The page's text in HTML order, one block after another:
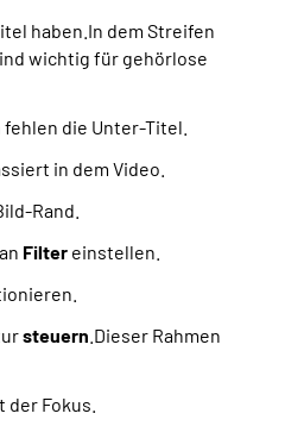
haben.In dem Streifen
wichtig für gehörlose
die Unter-Titel.
in dem Video.
Rand.
Filter einstellen.
steuern .Dieser Rahmen
Fokus.